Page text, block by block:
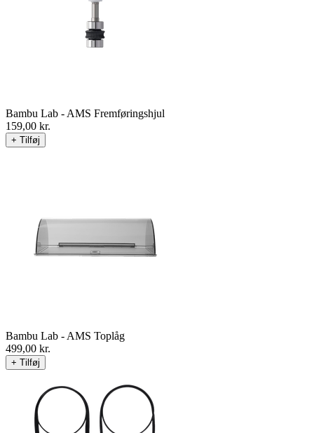
Bambu Lab - AMS Fremføringshjul
159,00 kr.
+ Tilføj
Bambu Lab - AMS Toplåg
499,00 kr.
+ Tilføj